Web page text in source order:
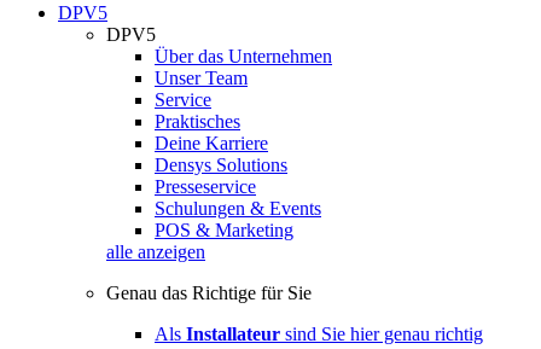
DPV5
DPV5
Über das Unternehmen
Unser Team
Service
Praktisches
Deine Karriere
Densys Solutions
Presseservice
Schulungen & Events
POS & Marketing
alle anzeigen
Genau das Richtige für Sie
Als Installateur sind Sie hier genau richtig